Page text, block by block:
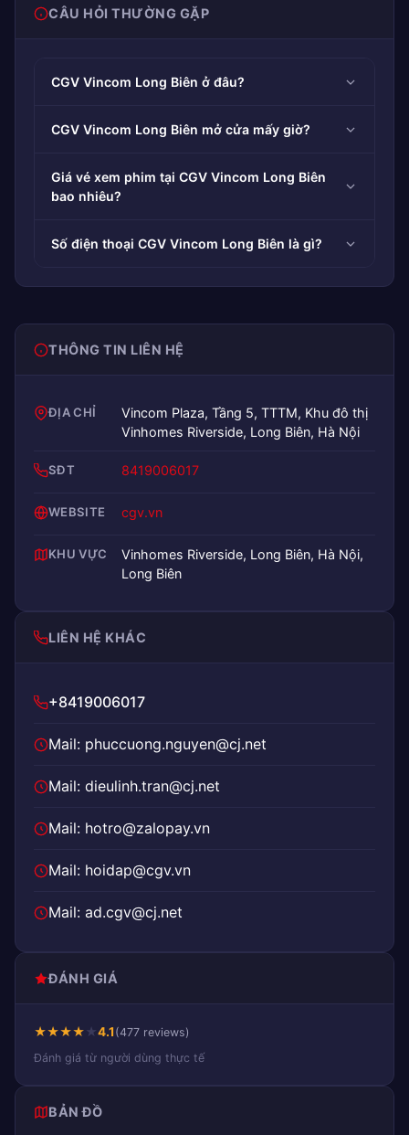
CÂU HỎI THƯỜNG GẶP
CGV Vincom Long Biên ở đâu?
CGV Vincom Long Biên mở cửa mấy giờ?
Giá vé xem phim tại CGV Vincom Long Biên
bao nhiêu?
Số điện thoại CGV Vincom Long Biên là gì?
THÔNG TIN LIÊN HỆ
ĐỊA CHỈ
Vincom Plaza, Tầng 5, TTTM, Khu đô thị
Vinhomes Riverside, Long Biên, Hà Nội
SĐT 8419006017
WEBSITE cgv.vn
KHU VỰC
Vinhomes Riverside, Long Biên, Hà Nội,
Long Biên
LIÊN HỆ KHÁC
+8419006017
Mail: phuccuong.nguyen@cj.net
Mail: dieulinh.tran@cj.net
Mail: hotro@zalopay.vn
Mail: hoidap@cgv.vn
Mail: ad.cgv@cj.net
ĐÁNH GIÁ
★★★★★4.1 (477 reviews)
Đánh giá từ người dùng thực tế
BẢN ĐỒ